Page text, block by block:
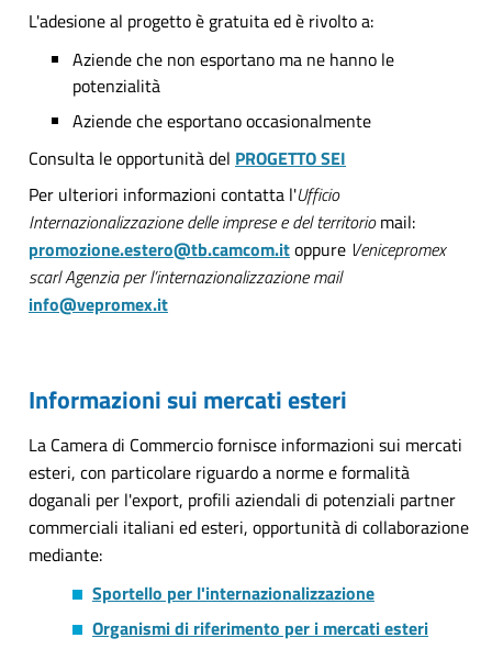
L'adesione al progetto è gratuita ed è rivolto a:
Aziende che non esportano ma ne hanno le
potenzialità
Aziende che esportano occasionalmente
Consulta le opportunità del PROGETTO SEI
Per ulteriori informazioni contatta l'Ufficio
Internazionalizzazione delle imprese e del territoriomail:
promozione.estero@tb.camcom.itoppure Venicepromex
scarlAgenzia per l’internazionalizzazione mail
info@vepromex.it
Informazioni sui mercati esteri
La Camera di Commercio fornisce informazioni sui mercati
esteri, con particolare riguardo a norme e formalità
doganali per l'export, profili aziendali di potenziali partner
commerciali italiani ed esteri, opportunità di collaborazione
mediante:
Sportello per l'internazionalizzazione
Organismi di riferimento per i mercati esteri